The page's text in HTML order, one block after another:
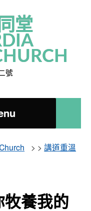
堂
號
> > 講道重溫
牧養我的